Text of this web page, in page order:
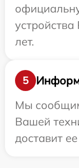
лет.
5
Мы
Вашей
доставит